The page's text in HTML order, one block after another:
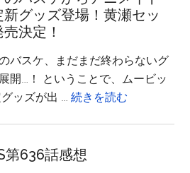
（昼
の
夜
の
部）
話
新グッズ登場！黄瀬セッ
売決定！
バスケ、まだまだ終わらないグ
開…！ ということで、ムービッ
グッズが出 …続きを読む
第636話感想